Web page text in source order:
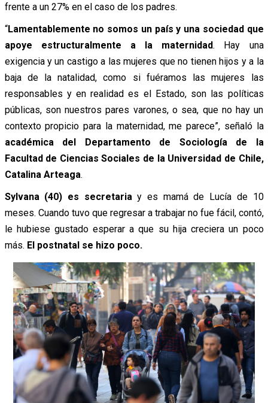
frente a un 27% en el caso de los padres.
“Lamentablemente no somos un país y una sociedad que
apoye estructuralmente a la maternidad. Hay una
exigencia y un castigo a las mujeres que no tienen hijos y a la
baja de la natalidad, como si fuéramos las mujeres las
responsables y en realidad es el Estado, son las políticas
públicas, son nuestros pares varones, o sea, que no hay un
contexto propicio para la maternidad, me parece”, señaló la
académica del Departamento de Sociología de la
Facultad de Ciencias Sociales de la Universidad de Chile,
Catalina Arteaga.
Sylvana (40) es secretaria y es mamá de Lucía de 10
meses. Cuando tuvo que regresar a trabajar no fue fácil, contó,
le hubiese gustado esperar a que su hija creciera un poco
más. El postnatal se hizo poco.